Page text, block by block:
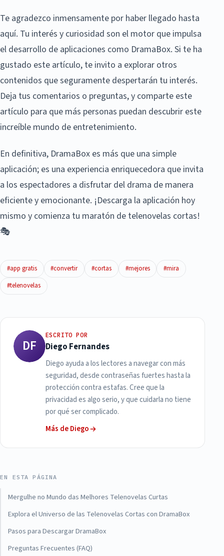
Te agradezco inmensamente por haber llegado hasta
aquí. Tu interés y curiosidad son el motor que impulsa
el desarrollo de aplicaciones como DramaBox. Si te ha
gustado este artículo, te invito a explorar otros
contenidos que seguramente despertarán tu interés.
Deja tus comentarios o preguntas, y comparte este
artículo para que más personas puedan descubrir este
increíble mundo de entretenimiento.
En definitiva, DramaBox es más que una simple
aplicación; es una experiencia enriquecedora que invita
a los espectadores a disfrutar del drama de manera
eficiente y emocionante. ¡Descarga la aplicación hoy
mismo y comienza tu maratón de telenovelas cortas!
🎭
#app gratis #convertir #cortas #mejores
#mira
#telenovelas
DF
ESCRITO POR
Diego Fernandes
Diego ayuda a los lectores a navegar con más
seguridad, desde contraseñas fuertes hasta la
protección contra estafas. Cree que la
privacidad es algo serio, y que cuidarla no tiene
por qué ser complicado.
Más de Diego
EN ESTA PÁGINA
Mergulhe no Mundo das Melhores Telenovelas Curtas
Explora el Universo de las Telenovelas Cortas con DramaBox
Pasos para Descargar DramaBox
Preguntas Frecuentes (FAQ)